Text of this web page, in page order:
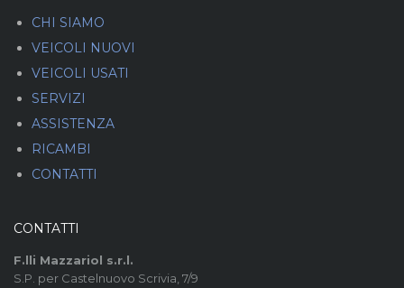
CHI SIAMO
VEICOLI NUOVI
VEICOLI USATI
SERVIZI
ASSISTENZA
RICAMBI
CONTATTI
CONTATTI
F.lli Mazzariol s.r.l.
S.P. per Castelnuovo Scrivia, 7/9